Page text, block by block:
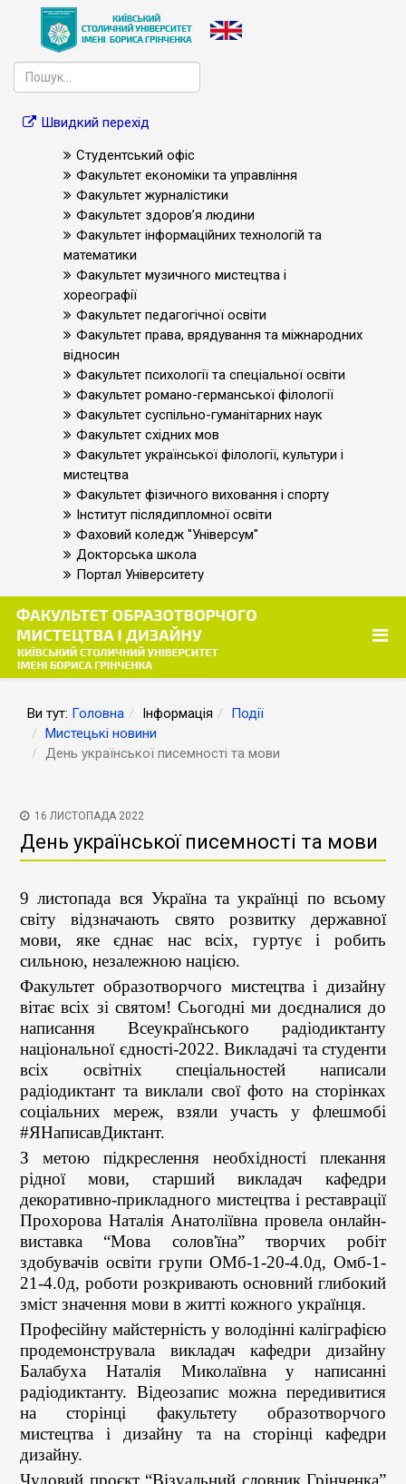
Швидкий перехід
Студентський офіс
Факультет економіки та управління
Факультет журналістики
Факультет здоров’я людини
Факультет інформаційних технологій та
математики
Факультет музичного мистецтва і
хореографії
Факультет педагогічної освіти
Факультет права, врядування та міжнародних
відносин
Факультет психології та спеціальної освіти
Факультет романо-германської філології
Факультет суспільно-гуманітарних наук
Факультет східних мов
Факультет української філології, культури і
мистецтва
Факультет фізичного виховання і спорту
Інститут післядипломної освіти
Фаховий коледж "Універсум"
Докторська школа
Портал Університету
Ви тут: Головна Інформація
Події
Мистецькі новини
День української писемності та мови
16 ЛИСТОПАДА 2022
День української писемності та мови
9 листопада вся Україна та українці по всьому
світу відзначають свято розвитку державної
мови, яке єднає нас всіх, гуртує і робить
сильною, незалежною нацією.
Факультет образотворчого мистецтва і дизайну
вітає всіх зі святом! Сьогодні ми доєдналися до
написання Всеукраїнського радіодиктанту
національної єдності-2022. Викладачі та студенти
всіх освітніх спеціальностей написали
радіодиктант та виклали свої фото на сторінках
соціальних мереж, взяли участь у флешмобі
#ЯНаписавДиктант.
З метою підкреслення необхідності плекання
рідної мови, старший викладач кафедри
декоративно-прикладного мистецтва і реставрації
Прохорова Наталія Анатоліївна провела онлайн-
виставка “Мова солов'їна” творчих робіт
здобувачів освіти групи ОМб-1-20-4.0д, Омб-1-
21-4.0д, роботи розкривають основний глибокий
зміст значення мови в житті кожного українця.
Професійну майстерність у володінні каліграфією
продемонструвала викладач кафедри дизайну
Балабуха Наталія Миколаївна у написанні
радіодиктанту. Відеозапис можна передивитися
на сторінці факультету образотворчого
мистецтва і дизайну та на сторінці кафедри
дизайну.
Чудовий проєкт “Візуальний словник Грінченка”